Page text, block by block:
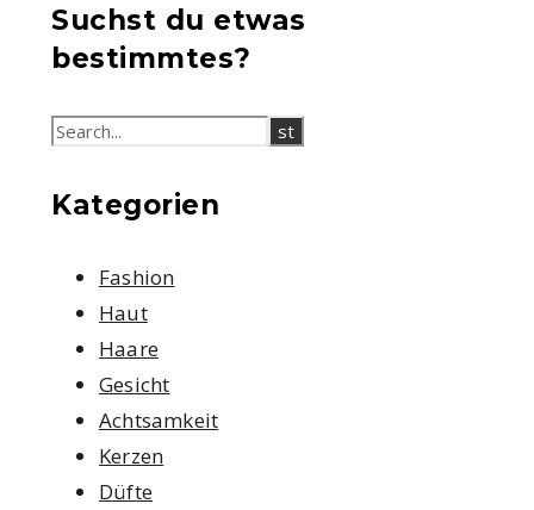
Suchst du etwas
bestimmtes?
Kategorien
Fashion
Haut
Haare
Gesicht
Achtsamkeit
Kerzen
Düfte